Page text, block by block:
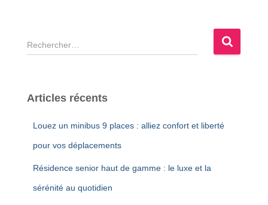
R
e
e
Articles récents
Louez un minibus 9 places : alliez confort et liberté
pour vos déplacements
Résidence senior haut de gamme : le luxe et la
sérénité au quotidien